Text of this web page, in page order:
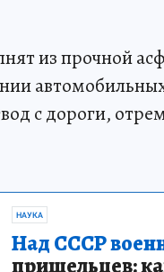
из прочной
с дороги,
НАУКА
Над СССР
пришельцев: